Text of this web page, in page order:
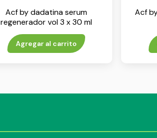
Acf by dadatina serum
regenerador vol 3 x 30 ml
Agregar al carrito
Acf